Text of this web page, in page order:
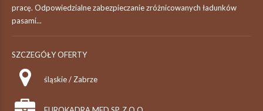
pracę. Odpowiedzialne zabezpieczanie zróżnicowanych ładunków
pasami...
SZCZEGÓŁY OFERTY
śląskie / Zabrze